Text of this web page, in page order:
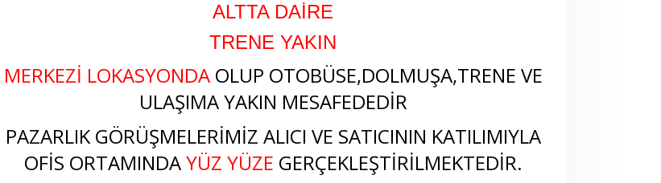
ALTTA DAİRE
TRENE YAKIN
MERKEZİ LOKASYONDAOLUP OTOBÜSE,DOLMUŞA,TRENE VE
ULAŞIMA YAKIN MESAFEDEDİR
PAZARLIK GÖRÜŞMELERİMİZ ALICI VE SATICININ KATILIMIYLA
OFİS ORTAMINDAYÜZ YÜZE GERÇEKLEŞTİRİLMEKTEDİR.